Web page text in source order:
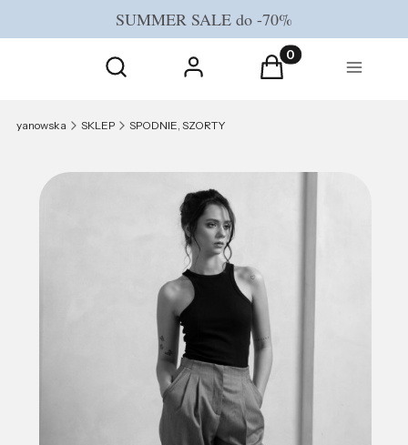
SUMMER SALE do -70%
Otwórz wyszukiwarkę
Szukaj Zaloguj się Produkty w
Koszyk Menu
yanowska SKLEP SPODNIE, SZORTY